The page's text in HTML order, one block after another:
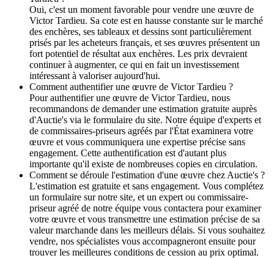
Oui, c'est un moment favorable pour vendre une œuvre de
Victor Tardieu. Sa cote est en hausse constante sur le marché
des enchères, ses tableaux et dessins sont particulièrement
prisés par les acheteurs français, et ses œuvres présentent un
fort potentiel de résultat aux enchères. Les prix devraient
continuer à augmenter, ce qui en fait un investissement
intéressant à valoriser aujourd'hui.
Comment authentifier une œuvre de Victor Tardieu ?
Pour authentifier une œuvre de Victor Tardieu, nous
recommandons de demander une estimation gratuite auprès
d'Auctie's via le formulaire du site. Notre équipe d'experts et
de commissaires-priseurs agréés par l'État examinera votre
œuvre et vous communiquera une expertise précise sans
engagement. Cette authentification est d'autant plus
importante qu'il existe de nombreuses copies en circulation.
Comment se déroule l'estimation d'une œuvre chez Auctie's ?
L'estimation est gratuite et sans engagement. Vous complétez
un formulaire sur notre site, et un expert ou commissaire-
priseur agréé de notre équipe vous contactera pour examiner
votre œuvre et vous transmettre une estimation précise de sa
valeur marchande dans les meilleurs délais. Si vous souhaitez
vendre, nos spécialistes vous accompagneront ensuite pour
trouver les meilleures conditions de cession au prix optimal.